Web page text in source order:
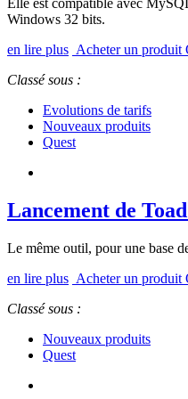
Elle est compatible avec
Windows 32 bits.
en lire plus Acheter un produit
Classé sous :
Evolutions de tarifs
Nouveaux produits
Quest
Lancement de
Le même outil, pour une base
en lire plus Acheter un produit
Classé sous :
Nouveaux produits
Quest